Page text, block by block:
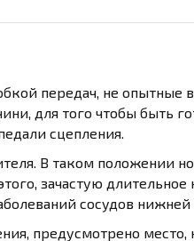
передач, не опытные
для того чтобы быть
сцепления.
В таком положении
зачастую
сосудов нижней
предусмотрено